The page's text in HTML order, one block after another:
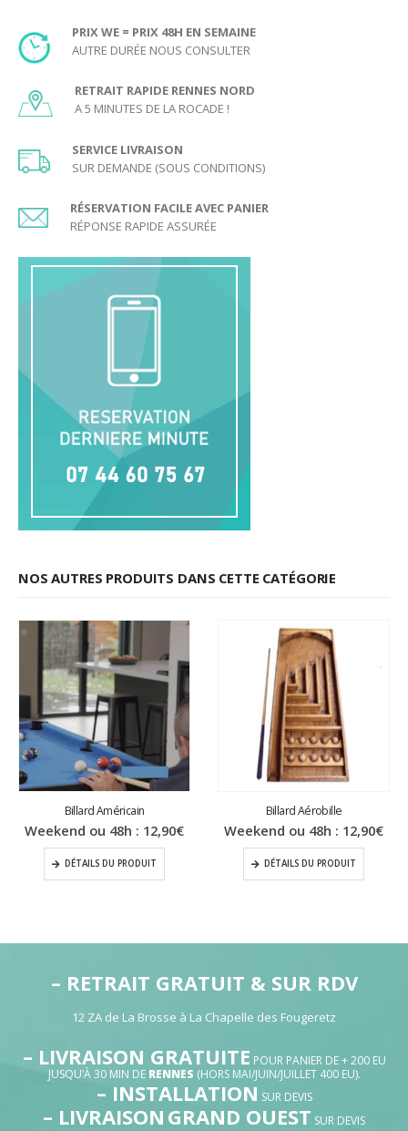
Un palet situésous le pontn’est pas validé, il doit être retapé par
un autre palet ou relancé.
Age minimum conseillé pour jouer au Passe-Trappe :
Ici vous trouverez le lien du PDF des règles du jeu imprimable :
PRIX WE = PRIX 48H EN SEMAINE
AUTRE DURÉE NOUS CONSULTER
RETRAIT RAPIDE RENNES NORD
A 5 MINUTES DE LA ROCADE !
SERVICE LIVRAISON
SUR DEMANDE (SOUS CONDITIONS)
RÉSERVATION FACILE AVEC PANIER
RÉPONSE RAPIDE ASSURÉE
NOS AUTRES PRODUITS DANS CETTE CATÉGORIE
Billard Américain
Weekend ou 48h : 12,90€
DÉTAILS DU PRODUIT
Billard Aérobille
Weekend ou 48h : 12,90€
DÉTAILS DU PRODUIT
– RETRAIT GRATUIT & SUR RDV
12 ZA de La Brosse à La Chapelle des Fougeretz
– LIVRAISON GRATUITE POUR PANIER DE + 200 EU
JUSQU’À 30 MIN DE RENNES (HORS MAI/JUIN/JUILLET 400 EU).
– INSTALLATION SUR DEVIS
– LIVRAISON GRAND OUEST SUR DEVIS